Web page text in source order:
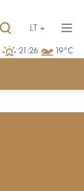
21:26 19°C
LT